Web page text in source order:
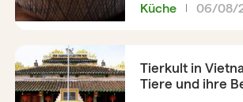
Küche 06/08/
Tierkult in
Tiere und ihre